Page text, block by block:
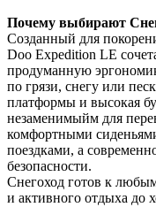
Почему выбирают
Созданный для
Doo Expedition LE
продуманную
по грязи, снегу или
платформы и высокая
незаменимыйм для
комфортными
поездками, а
безопасности.
Снегоход готов к
и активного отдыха до